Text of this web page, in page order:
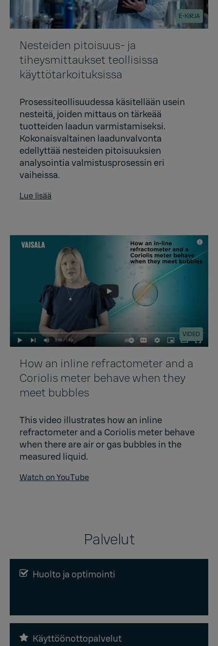
E-KIRJA
Nesteiden pitoisuus- ja
tiheysmittaukset teollisissa
käyttötarkoituksissa
Prosessiteollisuudessa käsitellään usein
nesteitä, joiden mittaus on tärkeää
tuotteiden laadun varmistamiseksi.
Kokonaisvaltainen laadunvalvonta
edellyttää nesteiden pitoisuuksien
analysointia valmistusprosessin eri
vaiheissa.
Lue lisää
VIDEO
How an inline refractometer and a
Coriolis meter behave when they
meet bubbles
This video illustrates how an inline
refractometer and a Coriolis meter behave
when there are air or gas bubbles in the
measured liquid.
Watch on YouTube
Palvelut
Huolto ja optimointi
Käyttöönottopalvelut